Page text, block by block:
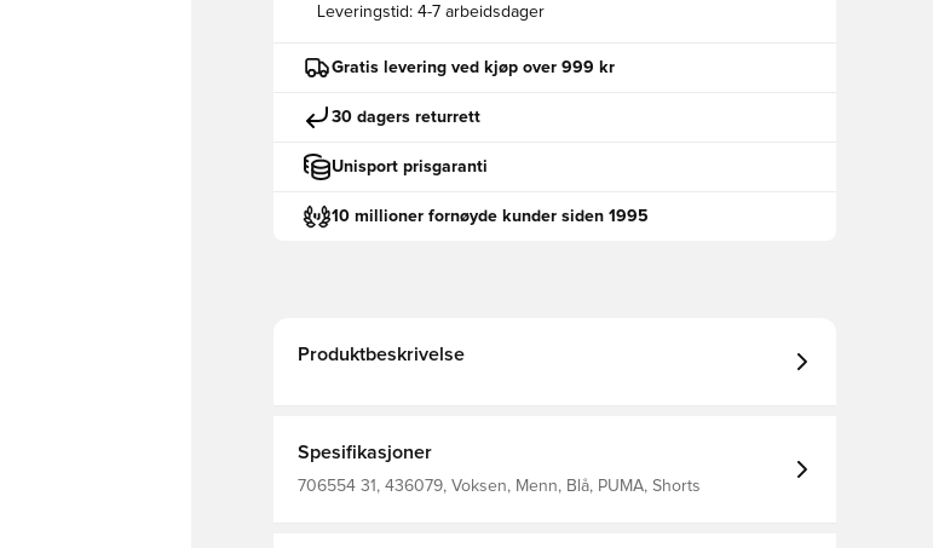
Leveringstid: 4-7 arbeidsdager
Gratis levering ved kjøp over 999 kr
30 dagers returrett
Unisport prisgaranti
10 millioner fornøyde kunder siden 1995
Produktbeskrivelse
Spesifikasjoner
706554 31, 436079, Voksen, Menn, Blå, PUMA, Shorts